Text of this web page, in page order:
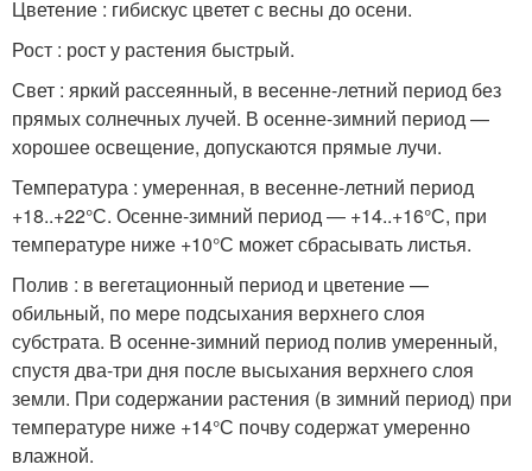
Цветение : гибискус цветет с весны до осени.
Рост : рост у растения быстрый.
Свет : яркий рассеянный, в весенне-летний период без
прямых солнечных лучей. В осенне-зимний период —
хорошее освещение, допускаются прямые лучи.
Температура : умеренная, в весенне-летний период
+18..+22°С. Осенне-зимний период — +14..+16°С, при
температуре ниже +10°С может сбрасывать листья.
Полив : в вегетационный период и цветение —
обильный, по мере подсыхания верхнего слоя
субстрата. В осенне-зимний период полив умеренный,
спустя два-три дня после высыхания верхнего слоя
земли. При содержании растения (в зимний период) при
температуре ниже +14°С почву содержат умеренно
влажной.